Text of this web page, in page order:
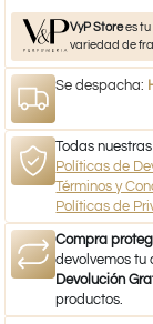
VyP Storees tu
variedad de
Se despacha:
Todas
Políticas de
Términos y
Políticas de
Compra
devolvemos tu
Devolución
productos.